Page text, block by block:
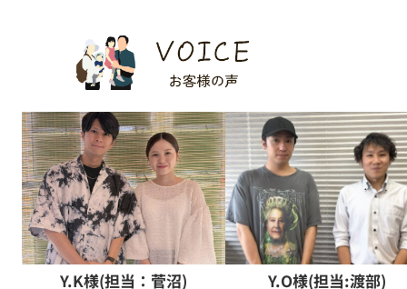
Y.K様(担当：菅沼) Y.O様(担当:渡部)